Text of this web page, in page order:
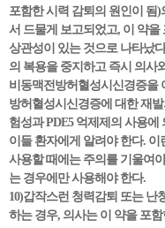
포함한 시력 감퇴의 원인이 됨)
서 드물게 보고되었고, 이 약을
상관성이 있는 것으로 나타났
의 복용을 중지하고 즉시 의사
비동맥전방허혈성시신경증을
방허혈성시신경증에 대한 재
험성과 PDE5 억제제의 사용
이들 환자에게 알려야 한다.
사용할 때에는 주의를 기울여
는 경우에만 사용해야 한다.
10)갑작스런 청력감퇴 또는 난
하는 경우, 의사는 이 약을 포